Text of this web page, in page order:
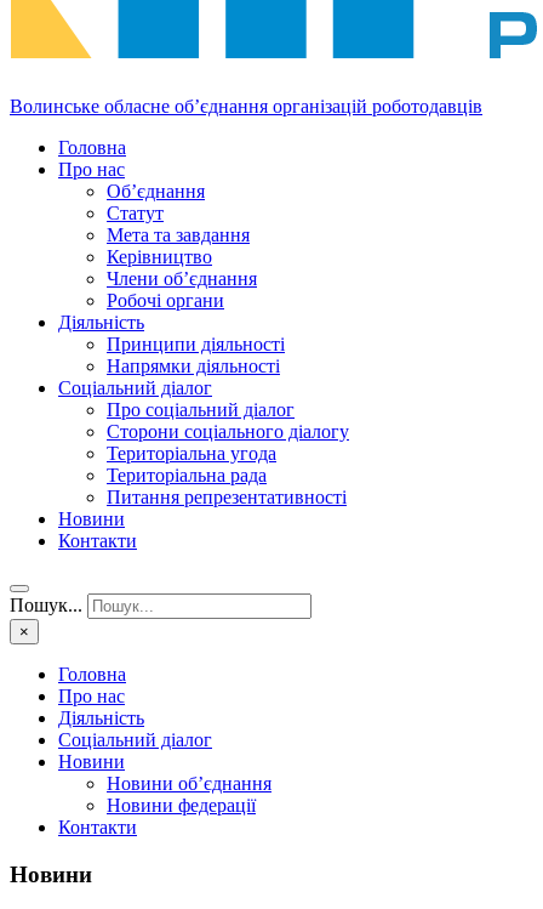
Волинське обласне об’єднання організацій роботодавців
Головна
Про нас
Об’єднання
Статут
Мета та завдання
Керівництво
Члени об’єднання
Робочі органи
Діяльність
Принципи діяльності
Напрямки діяльності
Соціальний діалог
Про соціальний діалог
Сторони соціального діалогу
Територіальна угода
Територіальна рада
Питання репрезентативності
Новини
Контакти
Пошук...
×
Головна
Про нас
Діяльність
Соціальний діалог
Новини
Новини об’єднання
Новини федерації
Контакти
Новини